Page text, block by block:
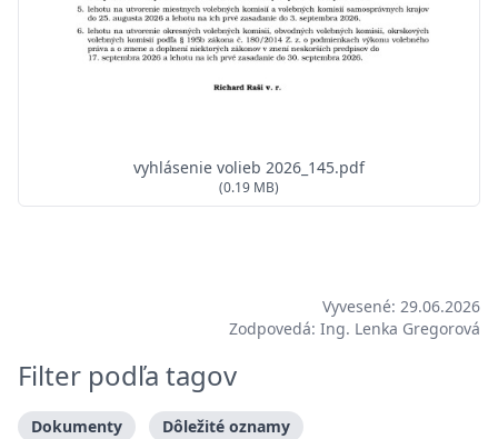
vyhlásenie volieb 2026_145.pdf
(0.19 MB)
Vyvesené: 29.06.2026
Zodpovedá: Ing. Lenka Gregorová
Filter podľa tagov
Dokumenty
Dôležité oznamy